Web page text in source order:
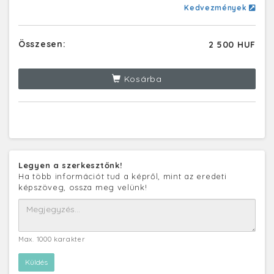
Kedvezmények
Összesen: 2 500 HUF
Kosárba
Legyen a szerkesztőnk!
Ha több információt tud a képről, mint az eredeti
képszöveg, ossza meg velünk!
Max. 1000 karakter